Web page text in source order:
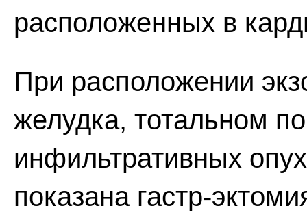
расположенных в
При расположении
желудка, тотальном
инфильтративных
показана гастр-